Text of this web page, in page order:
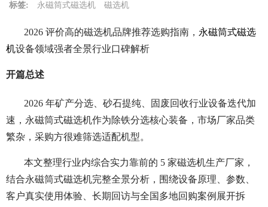
标签: 永磁筒式磁选机 磁选机
2026 评价高的磁选机品牌推荐选购指南， 永磁筒式磁选
机设备领域强者全景行业口碑解析
开篇总述
2026 年矿产分选、砂石提纯、固废回收行业设备迭代加
速，永磁筒式磁选机作为除铁分选核心装备，市场厂家品类
繁杂，采购方很难筛选适配机型。
本文整理行业内综合实力靠前的 5 家磁选机生产厂家，
结合永磁筒式磁选机完整全景分析，围绕设备原理、参数、
客户真实使用体验、长期回访与全国多地回购案例展开拆